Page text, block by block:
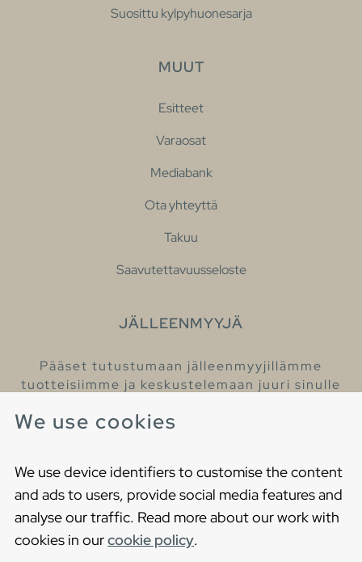
We use cookies
We use device identifiers to customise the content
and ads to users, provide social media features and
analyse our traffic. Read more about our work with
cookies in ourcookie policy.
Suosittu kylpyhuonesarja
MUUT
Esitteet
Varaosat
Mediabank
Ota yhteyttä
Takuu
Saavutettavuusseloste
JÄLLEENMYYJÄ
Pääset tutustumaan jälleenmyyjillämme
tuotteisiimme ja keskustelemaan juuri sinulle